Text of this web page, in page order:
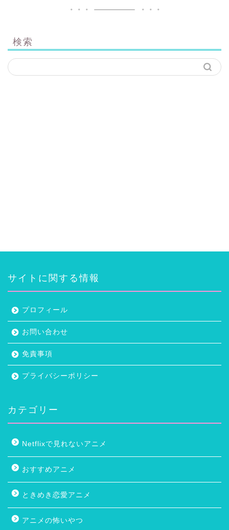
検索
サイトに関する情報
プロフィール
お問い合わせ
免責事項
プライバシーポリシー
カテゴリー
Netflixで見れないアニメ
おすすめアニメ
ときめき恋愛アニメ
アニメの怖いやつ